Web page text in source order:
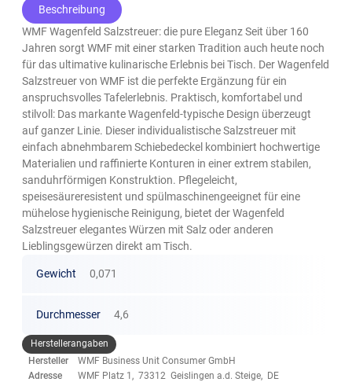
Beschreibung
WMF Wagenfeld Salzstreuer: die pure Eleganz Seit über 160
Jahren sorgt WMF mit einer starken Tradition auch heute noch
für das ultimative kulinarische Erlebnis bei Tisch. Der Wagenfeld
Salzstreuer von WMF ist die perfekte Ergänzung für ein
anspruchsvolles Tafelerlebnis. Praktisch, komfortabel und
stilvoll: Das markante Wagenfeld-typische Design überzeugt
auf ganzer Linie. Dieser individualistische Salzstreuer mit
einfach abnehmbarem Schiebedeckel kombiniert hochwertige
Materialien und raffinierte Konturen in einer extrem stabilen,
sanduhrförmigen Konstruktion. Pflegeleicht,
speisesäureresistent und spülmaschinengeeignet für eine
mühelose hygienische Reinigung, bietet der Wagenfeld
Salzstreuer elegantes Würzen mit Salz oder anderen
Lieblingsgewürzen direkt am Tisch.
Gewicht 0,071
Durchmesser 4,6
Herstellerangaben
Hersteller
WMF Business Unit Consumer GmbH
Adresse
WMF Platz 1, 73312 Geislingen a.d. Steige, DE